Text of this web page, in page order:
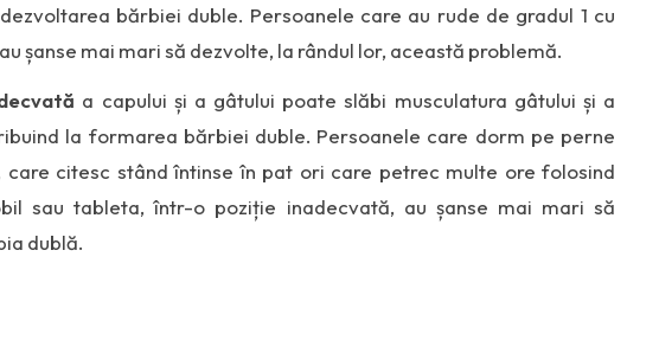
bărbiei duble. Persoanele care au rude de gradul 1 cu
șanse mai mari să dezvolte, la rândul lor, această problemă.
a capului și a gâtului poate slăbi musculatura gâtului și a
la formarea bărbiei duble. Persoanele care dorm pe perne
citesc stând întinse în pat ori care petrec multe ore folosind
sau tableta, într-o poziție inadecvată, au șanse mai mari să
dublă.